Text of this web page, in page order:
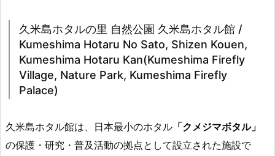
久米島ホタルの里 自然公園 久米島ホタル館 /
Kumeshima Hotaru No Sato, Shizen Kouen,
Kumeshima Hotaru Kan(Kumeshima Firefly
Village, Nature Park, Kumeshima Firefly
Palace)
久米島ホタル館は、日本最小のホタル 「クメジマボタル」
の保護・研究・普及活動の拠点として設立された施設で